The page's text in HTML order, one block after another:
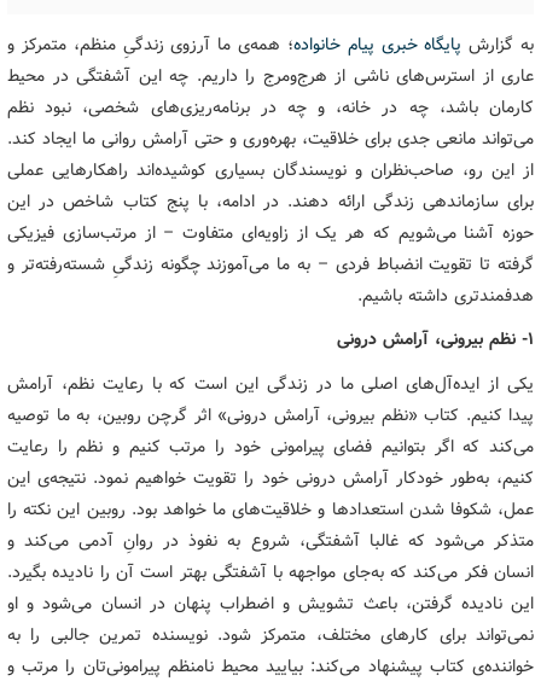
به گزارش پایگاه خبری پیام خانواده؛ همه‌ی ما آرزوی زندگیِ منظم، متمرکز و
عاری از استرس‌های ناشی از هرج‌ومرج را داریم. چه این آشفتگی در محیط
کارمان باشد، چه در خانه، و چه در برنامه‌ریزی‌های شخصی، نبود نظم
می‌تواند مانعی جدی برای خلاقیت، بهره‌وری و حتی آرامش روانی ما ایجاد کند.
از این رو، صاحب‌نظران و نویسندگان بسیاری کوشیده‌اند راهکارهایی عملی
برای سازماندهی زندگی ارائه دهند. در ادامه، با پنج کتاب شاخص در این
حوزه آشنا می‌شویم که هر یک از زاویه‌ای متفاوت – از مرتب‌سازی فیزیکی
گرفته تا تقویت انضباط فردی – به ما می‌آموزند چگونه زندگیِ شسته‌رفته‌تر و
هدفمندتری داشته باشیم.
1- نظم بیرونی، آرامش درونی
یکی از ایده‌آل‌های اصلی ما در زندگی این است که با رعایت نظم، آرامش
پیدا کنیم. کتاب «نظم بیرونی، آرامش درونی» اثر گرچن روبین، به ما توصیه
می‌کند که اگر بتوانیم فضای پیرامونی خود را مرتب کنیم و نظم را رعایت
کنیم، به‌طور خودکار آرامش درونی خود را تقویت خواهیم نمود. نتیجه‌ی این
عمل، شکوفا شدن استعدادها و خلاقیت‌های ما خواهد بود. روبین این نکته را
متذکر می‌شود که غالبا آشفتگی، شروع به نفوذ در روانِ آدمی می‌کند و
انسان فکر می‌کند که به‌جای مواجهه با آشفتگی بهتر است آن را نادیده بگیرد.
این نادیده گرفتن، باعث تشویش و اضطراب پنهان در انسان می‌شود و او
نمی‌تواند برای کارهای مختلف، متمرکز شود. نویسنده تمرین جالبی را به
خواننده‌ی کتاب پیشنهاد می‌کند: بیایید محیط نامنظم پیرامونی‌تان را مرتب و